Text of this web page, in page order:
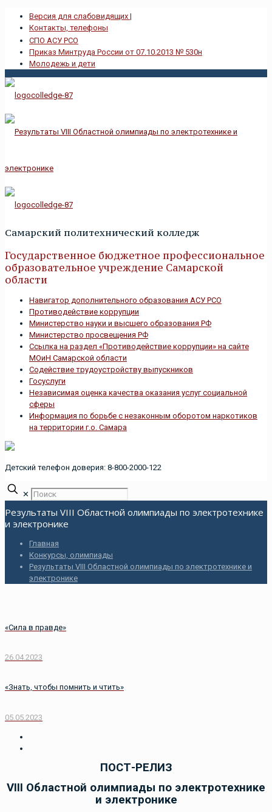
Версия для слабовидящих |
Контакты, телефоны
СПО АСУ РСО
Приказ Минтруда России от 07.10.2013 № 530н
Молодежь и дети
Самарский политехничеcкий колледж
Государственное бюджетное профессиональное
образовательное учреждение Самарской
области
Навигатор дополнительного образования АСУ РСО
Противодействие коррупции
Министерство науки и высшего образования РФ
Министерство просвещения РФ
Ссылка на раздел «Противодействие коррупции» на сайте
МОиН Самарской области
Содействие трудоустройству выпускников
Госуслуги
Независимая оценка качества оказания услуг социальной
сферы
Информация по борьбе с незаконным оборотом наркотиков
на территории г.о. Самара
Детский телефон доверия: 8-800-2000-122
✕
Результаты VIII Областной олимпиады по электротехнике
и электронике
Главная
Конкурсы, олимпиады
Результаты VIII Областной олимпиады по электротехнике и
электронике
«Сила в правде»
26.04.2023
«Знать, чтобы помнить и чтить»
05.05.2023
ПОСТ-РЕЛИЗ
VIII Областной олимпиады по электротехнике
и электронике